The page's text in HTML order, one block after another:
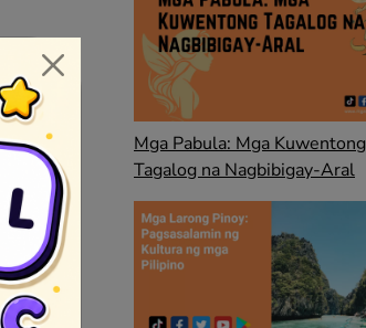
Mga Pabula: Mga Kuwentong
Tagalog na Nagbibigay-Aral